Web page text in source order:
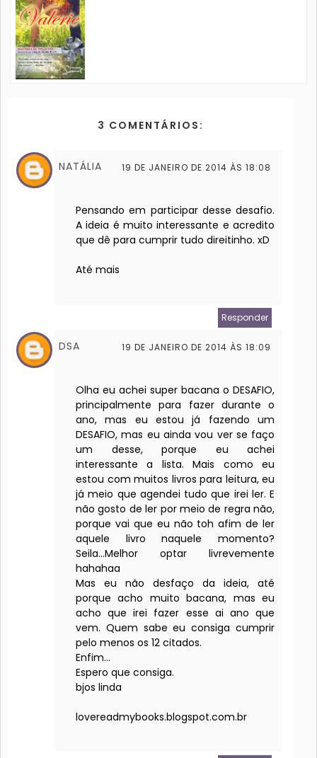
3 COMENTÁRIOS:
NATÁLIA 19 DE JANEIRO DE 2014 ÀS 18:08
Pensando em participar desse desafio.
A ideia é muito interessante e acredito
que dê para cumprir tudo direitinho. xD
Até mais
Responder
DSA 19 DE JANEIRO DE 2014 ÀS 18:09
Olha eu achei super bacana o DESAFIO,
principalmente para fazer durante o
ano, mas eu estou já fazendo um
DESAFIO, mas eu ainda vou ver se faço
um desse, porque eu achei
interessante a lista. Mais como eu
estou com muitos livros para leitura, eu
já meio que agendei tudo que irei ler. E
não gosto de ler por meio de regra não,
porque vai que eu não toh afim de ler
aquele livro naquele momento?
Seila...Melhor optar livrevemente
hahahaa
Mas eu não desfaço da ideia, até
porque acho muito bacana, mas eu
acho que irei fazer esse ai ano que
vem. Quem sabe eu consiga cumprir
pelo menos os 12 citados.
Enfim...
Espero que consiga.
bjos linda
lovereadmybooks.blogspot.com.br